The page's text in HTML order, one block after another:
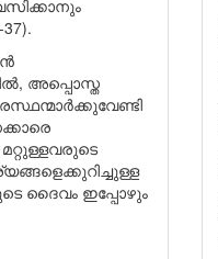
അപ്പൊസ്ത
ദൈവം ഇപ്പോഴും